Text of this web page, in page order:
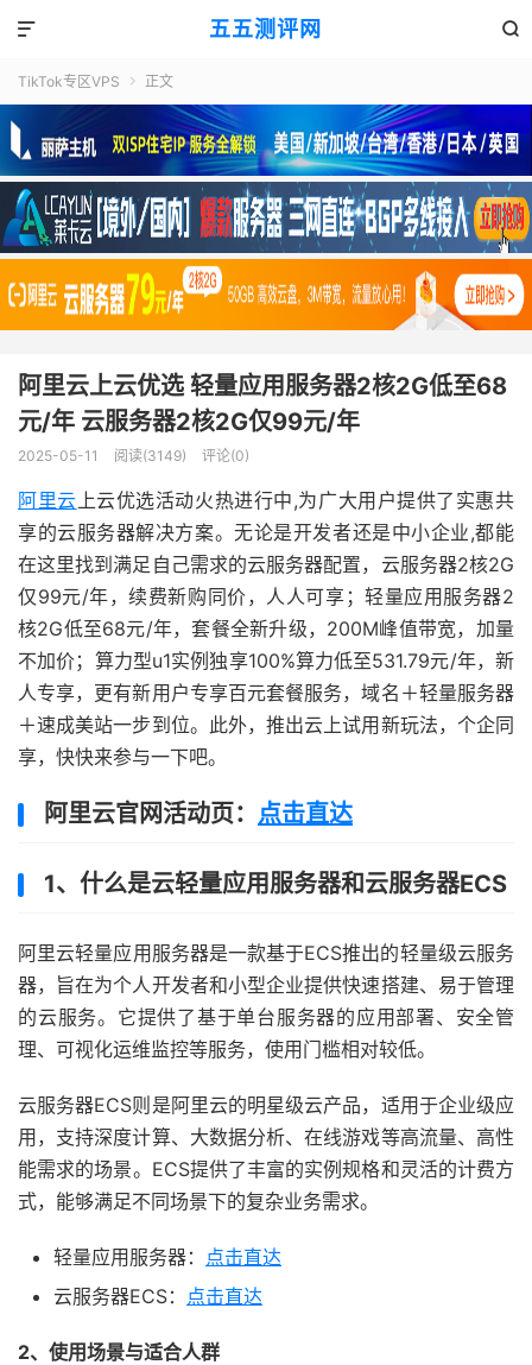
五五测评网 

TikTok专区VPS  正文
阿里云上云优选 轻量应用服务器2核2G低至68
元/年 云服务器2核2G仅99元/年
2025-05-11 阅读(3149) 评论(0)
阿里云上云优选活动火热进行中,为广大用户提供了实惠共
享的云服务器解决方案。无论是开发者还是中小企业,都能
在这里找到满足自己需求的云服务器配置，云服务器2核2G
仅99元/年，续费新购同价，人人可享；轻量应用服务器2
核2G低至68元/年，套餐全新升级，200M峰值带宽，加量
不加价；算力型u1实例独享100%算力低至531.79元/年，新
人专享，更有新用户专享百元套餐服务，域名＋轻量服务器
＋速成美站一步到位。此外，推出云上试用新玩法，个企同
享，快快来参与一下吧。
阿里云官网活动页： 点击直达
1、什么是云轻量应用服务器和云服务器ECS
阿里云轻量应用服务器是一款基于ECS推出的轻量级云服务
器，旨在为个人开发者和小型企业提供快速搭建、易于管理
的云服务。它提供了基于单台服务器的应用部署、安全管
理、可视化运维监控等服务，使用门槛相对较低。
云服务器ECS则是阿里云的明星级云产品，适用于企业级应
用，支持深度计算、大数据分析、在线游戏等高流量、高性
能需求的场景。ECS提供了丰富的实例规格和灵活的计费方
式，能够满足不同场景下的复杂业务需求。
轻量应用服务器： 点击直达
云服务器ECS： 点击直达
2、使用场景与适合人群